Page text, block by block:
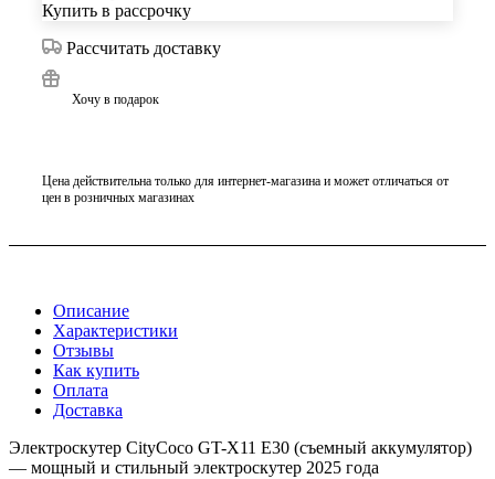
Купить в рассрочку
Рассчитать доставку
Хочу в подарок
Цена действительна только для интернет-магазина и может отличаться от
цен в розничных магазинах
Описание
Характеристики
Отзывы
Как купить
Оплата
Доставка
Электроскутер CityCoco GT-X11 E30 (съемный аккумулятор)
— мощный и стильный электроскутер 2025 года